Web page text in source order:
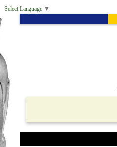
Select Language ▼